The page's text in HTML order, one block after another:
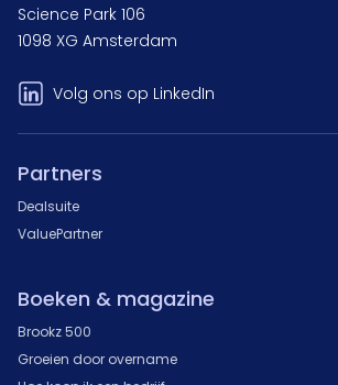
Science Park 106
1098 XG Amsterdam
Volg ons op LinkedIn
Partners
Dealsuite
ValuePartner
Boeken & magazine
Brookz 500
Groeien door overname